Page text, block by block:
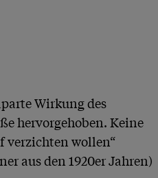
Wirkung des
hervorgehoben. Keine
verzichten wollen“
aus den 1920er Jahren)